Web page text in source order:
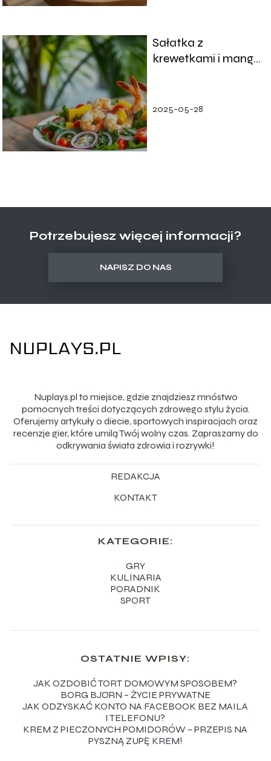
Sałatka z
krewetkami i mango
2025-05-28
Potrzebujesz więcej informacji?
NAPISZ DO NAS
Nuplays.pl to miejsce, gdzie znajdziesz mnóstwo
pomocnych treści dotyczących zdrowego stylu życia.
Oferujemy artykuły o diecie, sportowych inspiracjach oraz
recenzje gier, które umilą Twój wolny czas. Zapraszamy do
odkrywania świata zdrowia i rozrywki!
REDAKCJA
KONTAKT
KATEGORIE:
GRY
KULINARIA
PORADNIK
SPORT
OSTATNIE WPISY:
JAK OZDOBIĆ TORT DOMOWYM SPOSOBEM?
BORG BJÖRN – ŻYCIE PRYWATNE
JAK ODZYSKAĆ KONTO NA FACEBOOK BEZ MAILA
I TELEFONU?
KREM Z PIECZONYCH POMIDORÓW – PRZEPIS NA
PYSZNĄ ZUPĘ KREM!